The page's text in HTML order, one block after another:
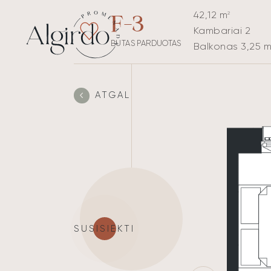
F-3
BUTAS PARDUOTAS
42,12 m2
Kambariai 2
Balkonas 3,25
ATGAL
SUSISIEKTI